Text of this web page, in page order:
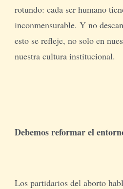
rotundo: cada ser humano
inconmensurable. Y no
esto se refleje, no solo en
nuestra cultura institucional.
Debemos reformar el
Los partidarios del aborto